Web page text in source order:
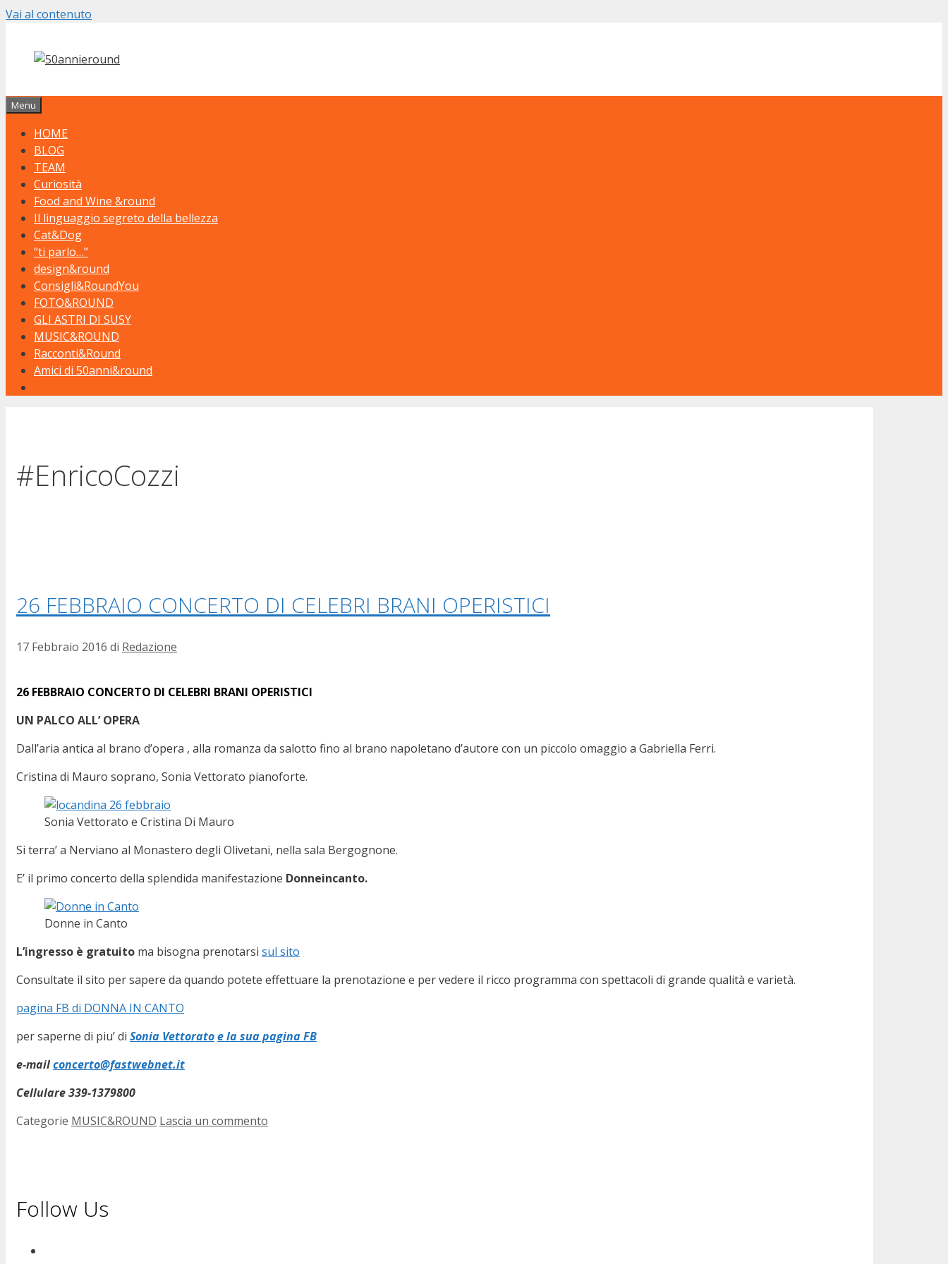
Vai al contenuto
Menu
HOME
BLOG
TEAM
Curiosità
Food and Wine &round
Il linguaggio segreto della bellezza
Cat&Dog
“ti parlo…”
design&round
Consigli&RoundYou
FOTO&ROUND
GLI ASTRI DI SUSY
MUSIC&ROUND
Racconti&Round
Amici di 50anni&round
#EnricoCozzi
26 FEBBRAIO CONCERTO DI CELEBRI BRANI OPERISTICI
17 Febbraio 2016 di Redazione
26 FEBBRAIO CONCERTO DI CELEBRI BRANI OPERISTICI
UN PALCO ALL’ OPERA
Dall’aria antica al brano d’opera , alla romanza da salotto fino al brano napoletano d’autore con un piccolo omaggio a Gabriella Ferri.
Cristina di Mauro soprano, Sonia Vettorato pianoforte.
Sonia Vettorato e Cristina Di Mauro
Si terra’ a Nerviano al Monastero degli Olivetani, nella sala Bergognone.
E’ il primo concerto della splendida manifestazione Donneincanto.
Donne in Canto
L’ingresso è gratuito ma bisogna prenotarsi sul sito
Consultate il sito per sapere da quando potete effettuare la prenotazione e per vedere il ricco programma con spettacoli di grande qualità e varietà.
pagina FB di DONNA IN CANTO
per saperne di piu’ di Sonia Vettoratoe la sua pagina FB
e-mailconcerto@fastwebnet.it
Cellulare 339-1379800
Categorie MUSIC&ROUND Lascia un commento
Follow Us